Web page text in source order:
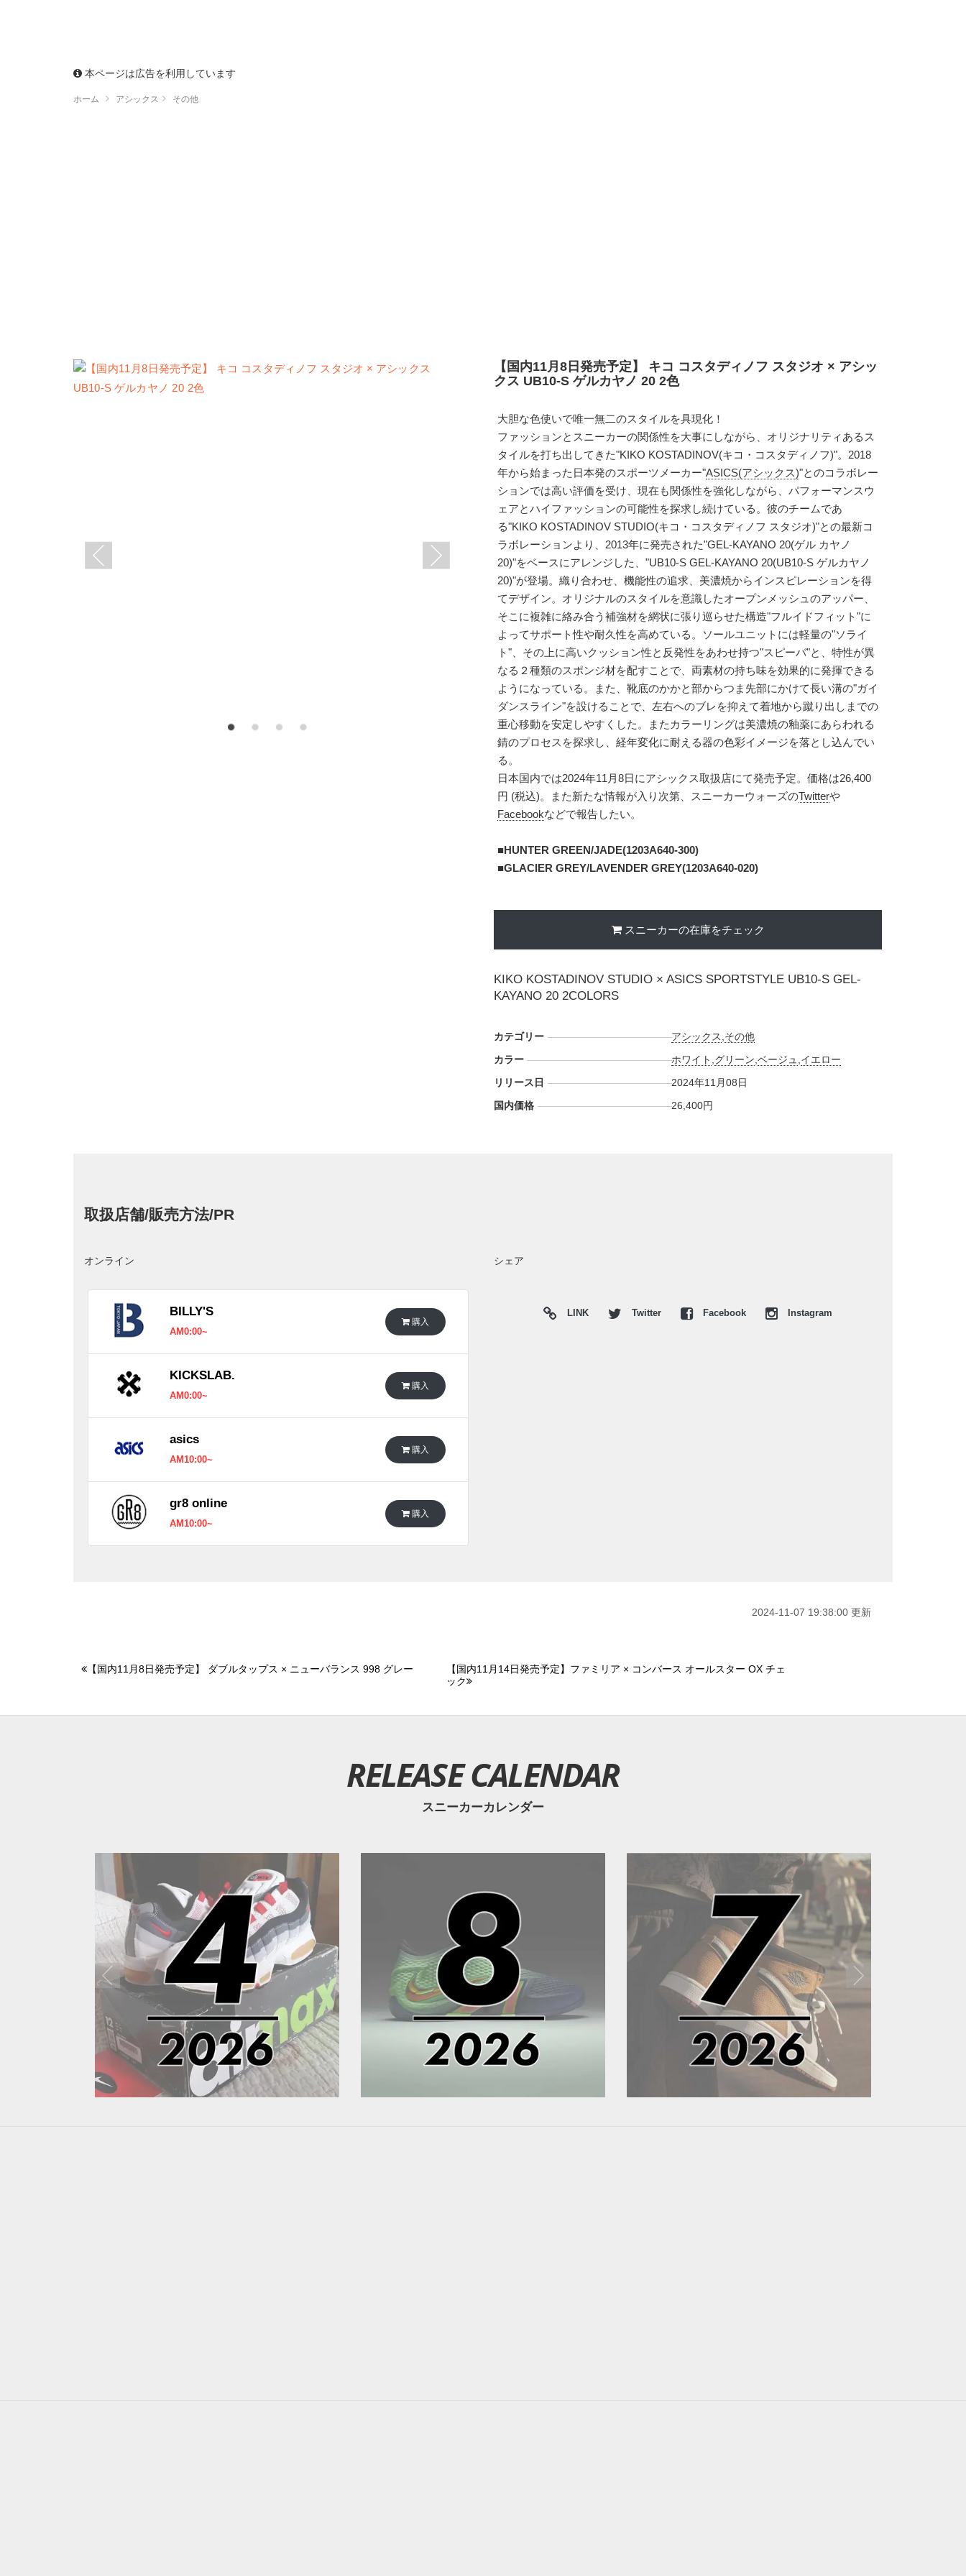
本ページは広告を利用しています
ホーム アシックス その他
【国内11月8日発売予定】 キコ コスタディノフ スタジオ × アシッ
クス UB10-S ゲルカヤノ 20 2色
大胆な色使いで唯一無二のスタイルを具現化！
ファッションとスニーカーの関係性を大事にしながら、オリジナリティあるス
タイルを打ち出してきた"KIKO KOSTADINOV(キコ・コスタディノフ)"。2018
年から始まった日本発のスポーツメーカー"ASICS(アシックス)"とのコラボレー
ションでは高い評価を受け、現在も関係性を強化しながら、パフォーマンスウ
ェアとハ​​イファッションの可能性を探求し続けている。彼のチームであ
る"KIKO KOSTADINOV STUDIO(キコ・コスタディノフ スタジオ)"との最新コ
ラボレーションより、2013年に発売された"GEL-KAYANO 20(ゲル カヤノ
20)"をベースにアレンジした、"UB10-S GEL-KAYANO 20(UB10-S ゲルカヤノ
20)"が登場。織り合わせ、機能性の追求、美濃焼からインスピレーションを得
てデザイン。オリジナルのスタイルを意識したオープンメッシュのアッパー、
そこに複雑に絡み合う補強材を網状に張り巡らせた構造"フルイドフィット"に
よってサポート性や耐久性を高めている。ソールユニットには軽量の"ソライ
ト"、その上に高いクッション性と反発性をあわせ持つ"スピーバ"と、特性が異
なる２種類のスポンジ材を配すことで、両素材の持ち味を効果的に発揮できる
ようになっている。また、靴底のかかと部からつま先部にかけて長い溝の"ガイ
ダンスライン"を設けることで、左右へのブレを抑えて着地から蹴り出しまでの
重心移動を安定しやすくした。またカラーリングは美濃焼の釉薬にあらわれる
錆のプロセスを探求し、経年変化に耐える器の色彩イメージを落とし込んでい
る。
日本国内では2024年11月8日にアシックス取扱店にて発売予定。価格は26,400
円 (税込)。また新たな情報が入り次第、スニーカーウォーズのTwitterや
Facebookなどで報告したい。
■HUNTER GREEN/JADE(1203A640-300)
■GLACIER GREY/LAVENDER GREY(1203A640-020)
スニーカーの在庫をチェック
KIKO KOSTADINOV STUDIO × ASICS SPORTSTYLE UB10-S GEL-
KAYANO 20 2COLORS
カテゴリー アシックス その他
カラー
ホワイト グリーン ,ベージュ イエロー
リリース日
2024年11月08日
国内価格
26,400円
取扱店舗/販売方法/PR
オンライン
BILLY'S
AM0:00~
購入
KICKSLAB.
AM0:00~
購入
asics
AM10:00~
購入
gr8 online
AM10:00~
購入
シェア
LINK Twitter Facebook Instagram
2024-11-07 19:38:00 更新
【国内11月8日発売予定】 ダブルタップス × ニューバランス 998 グレー
【国内11月14日発売予定】ファミリア × コンバース オールスター OX チェ
ック
RELEASE CALENDAR
スニーカーカレンダー